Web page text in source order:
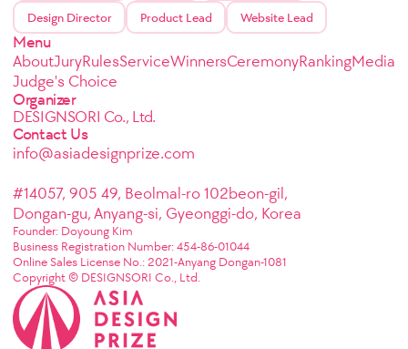
Design Director Product Lead Website Lead
Menu
AboutJuryRulesServiceWinnersCeremonyRankingMedia
Judge's Choice
Organizer
DESIGNSORI Co., Ltd.
Contact Us
info@asiadesignprize.com
#14057, 905 49, Beolmal-ro 102beon-gil,
Dongan-gu, Anyang-si, Gyeonggi-do, Korea
Founder: Doyoung Kim
Business Registration Number: 454-86-01044
Online Sales License No.: 2021-Anyang Dongan-1081
Copyright © DESIGNSORI Co., Ltd.